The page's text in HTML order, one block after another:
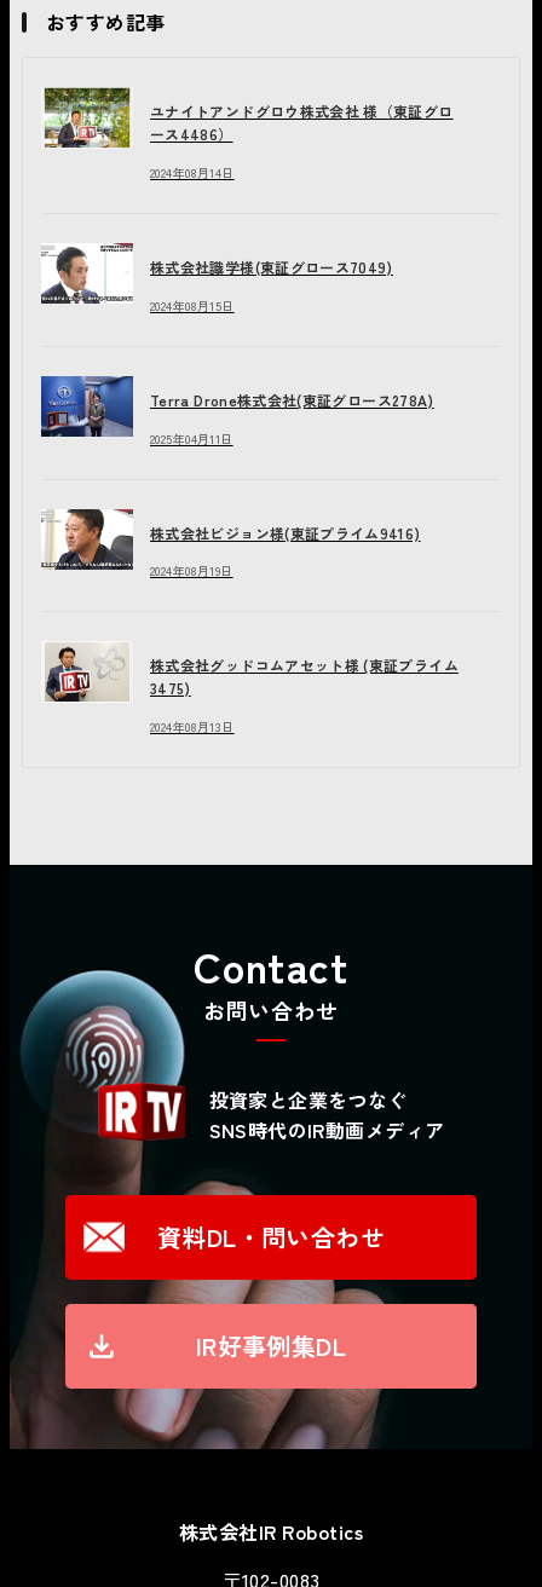
おすすめ記事
ユナイトアンドグロウ株式会社 様（東証グロ
ース4486）
2024年08月14日
株式会社識学様(東証グロース7049)
2024年08月15日
Terra Drone株式会社(東証グロース278A)
2025年04月11日
株式会社ビジョン様(東証プライム9416)
2024年08月19日
株式会社グッドコムアセット様 (東証プライム
3475)
2024年08月13日
Contact
お問い合わせ
投資家と企業をつなぐ
SNS時代のIR動画メディア
資料DL・問い合わせ
IR好事例集DL
株式会社IR Robotics
〒102-0083